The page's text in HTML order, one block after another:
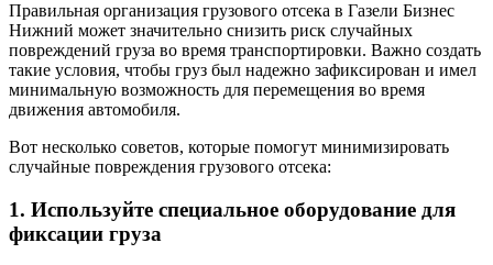
Правильная организация грузового отсека в Газели Бизнес
Нижний может значительно снизить риск случайных
повреждений груза во время транспортировки. Важно создать
такие условия, чтобы груз был надежно зафиксирован и имел
минимальную возможность для перемещения во время
движения автомобиля.
Вот несколько советов, которые помогут минимизировать
случайные повреждения грузового отсека:
1. Используйте специальное оборудование для
фиксации груза